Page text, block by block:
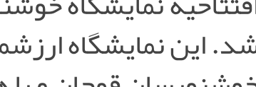
این نمایشگاه